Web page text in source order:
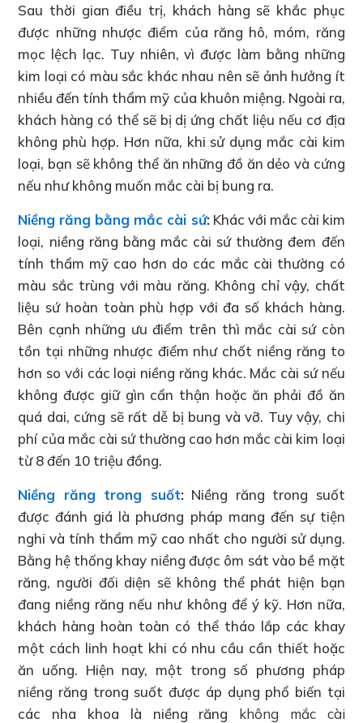
Sau thời gian điều trị, khách hàng sẽ khắc phục
được những nhược điểm của răng hô, móm, răng
mọc lệch lạc. Tuy nhiên, vì được làm bằng những
kim loại có màu sắc khác nhau nên sẽ ảnh hưởng ít
nhiều đến tính thẩm mỹ của khuôn miệng. Ngoài ra,
khách hàng có thể sẽ bị dị ứng chất liệu nếu cơ địa
không phù hợp. Hơn nữa, khi sử dụng mắc cài kim
loại, bạn sẽ không thể ăn những đồ ăn dẻo và cứng
nếu như không muốn mắc cài bị bung ra.
Niềng răng bằng mắc cài sứ:Khác với mắc cài kim
loại, niềng răng bằng mắc cài sứ thường đem đến
tính thẩm mỹ cao hơn do các mắc cài thường có
màu sắc trùng với màu răng. Không chỉ vậy, chất
liệu sứ hoàn toàn phù hợp với đa số khách hàng.
Bên cạnh những ưu điểm trên thì mắc cài sứ còn
tồn tại những nhược điểm như chốt niềng răng to
hơn so với các loại niềng răng khác. Mắc cài sứ nếu
không được giữ gìn cẩn thận hoặc ăn phải đồ ăn
quá dai, cứng sẽ rất dễ bị bung và vỡ. Tuy vậy, chi
phí của mắc cài sứ thường cao hơn mắc cài kim loại
từ 8 đến 10 triệu đồng.
Niềng răng trong suốt:Niềng răng trong suốt
được đánh giá là phương pháp mang đến sự tiện
nghi và tính thẩm mỹ cao nhất cho người sử dụng.
Bằng hệ thống khay niềng được ôm sát vào bề mặt
răng, người đối diện sẽ không thể phát hiện bạn
đang niềng răng nếu như không để ý kỹ. Hơn nữa,
khách hàng hoàn toàn có thể tháo lắp các khay
một cách linh hoạt khi có nhu cầu cần thiết hoặc
ăn uống. Hiện nay, một trong số phương pháp
niềng răng trong suốt được áp dụng phổ biến tại
các nha khoa là niềng răng không mắc cài